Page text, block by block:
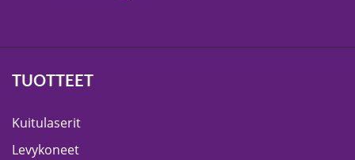
TUOTTEET
Kuitulaserit
Levykoneet